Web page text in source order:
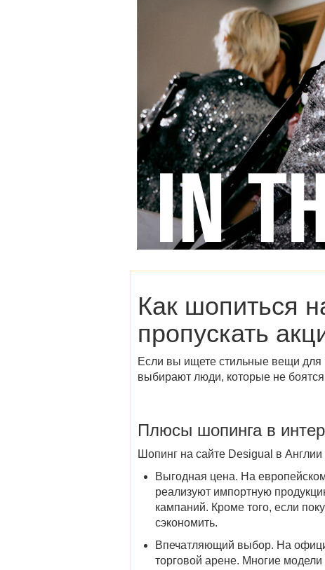
Как шопиться
пропускать
Если вы ищете стильные вещи для
выбирают люди, которые не
Плюсы шопинга в
Шопинг на сайте Desigual в
Выгодная цена. На
реализуют импортную
кампаний. Кроме того, если
сэкономить.
Впечатляющий выбор. На
торговой арене. Многие модели